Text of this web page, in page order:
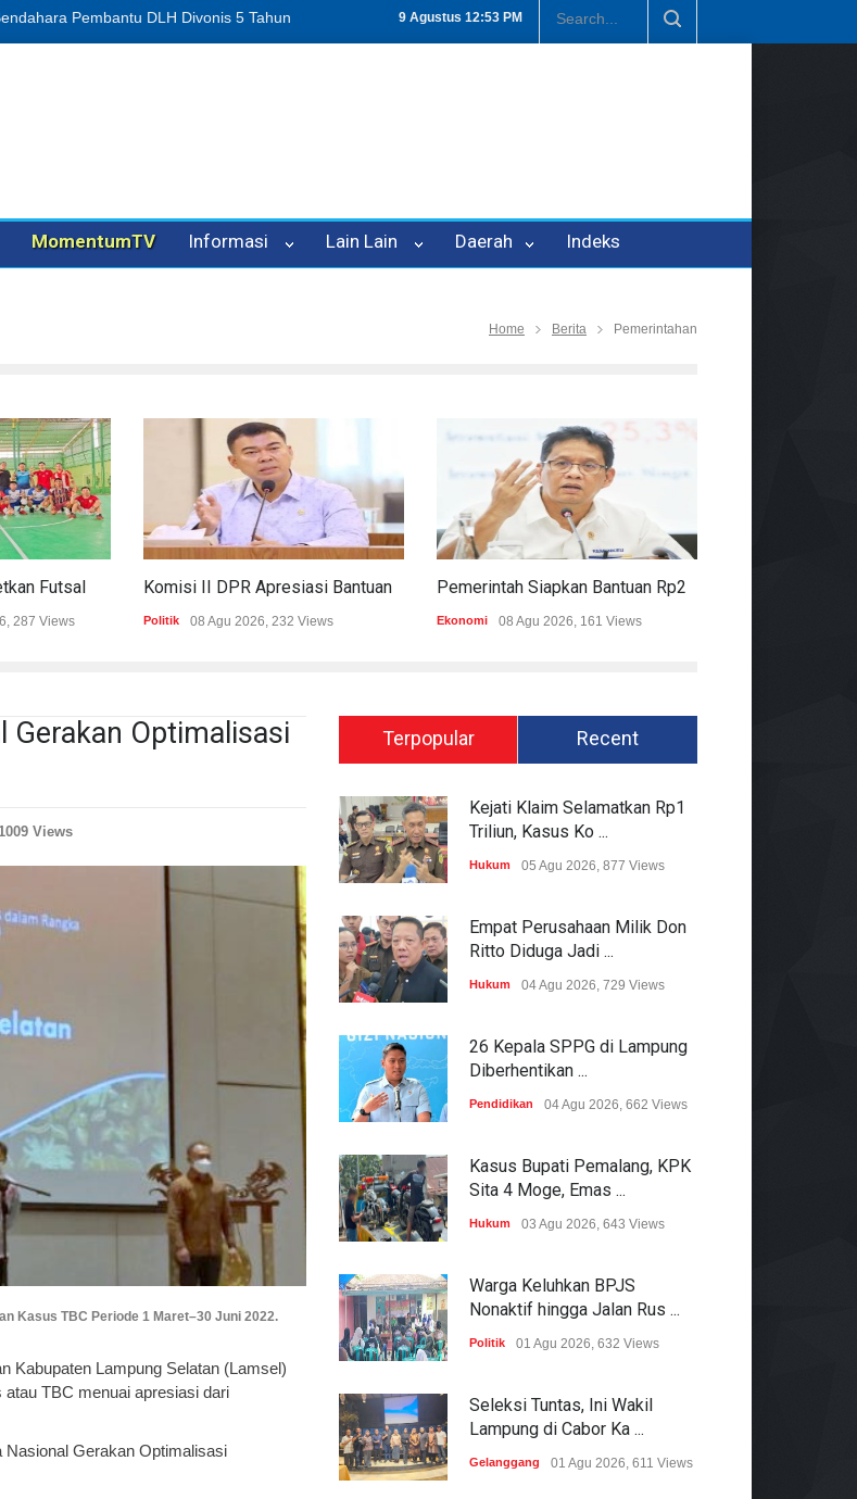
9 Agustus 12:53 PM
Kadis, Kuasa Hukum Pelapor Desak Polisi Tetapkan P-21 Tembus Rp1,6 Triliun, Nilai Investasi di Lamteng Tertinggi
MomentumTV Informasi Lain Lain Daerah Indeks
Home Berita Pemerintahan
287 Views Politik 08 Agu 2026, 232 Views Ekonomi 08 Agu 2026, 161 Views
Gerakan Optimalisasi
1009 Views
Kasus TBC Periode 1 Maret–30 Juni 2022.
Kabupaten Lampung Selatan (Lamsel)
TBC menuai apresiasi dari
Nasional Gerakan Optimalisasi
Terpopular Recent
Kejati Klaim Selamatkan Rp1
Triliun, Kasus Ko ...
Hukum 05 Agu 2026, 877 Views
Empat Perusahaan Milik Don
Ritto Diduga Jadi ...
Hukum 04 Agu 2026, 729 Views
26 Kepala SPPG di Lampung
Diberhentikan ...
Pendidikan 04 Agu 2026, 662 Views
Kasus Bupati Pemalang, KPK
Sita 4 Moge, Emas ...
Hukum 03 Agu 2026, 643 Views
Warga Keluhkan BPJS
Nonaktif hingga Jalan Rus ...
Politik 01 Agu 2026, 632 Views
Seleksi Tuntas, Ini Wakil
Lampung di Cabor Ka ...
Gelanggang 01 Agu 2026, 611 Views